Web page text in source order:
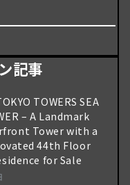
記事
TOWERS SEA
– A Landmark
Tower with a
44th Floor
for Sale